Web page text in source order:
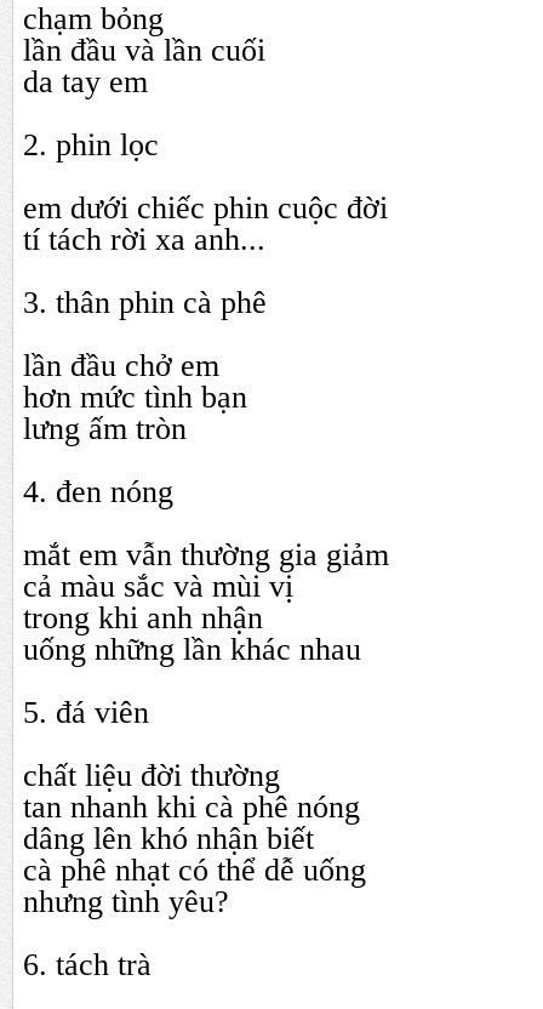
chạm bỏng
lần đầu và lần cuối
da tay em
2. phin lọc
em dưới chiếc phin cuộc đời
tí tách rời xa anh...
3. thân phin cà phê
lần đầu chở em
hơn mức tình bạn
lưng ấm tròn
4. đen nóng
mắt em vẫn thường gia giảm
cả màu sắc và mùi vị
trong khi anh nhận
uống những lần khác nhau
5. đá viên
chất liệu đời thường
tan nhanh khi cà phê nóng
dâng lên khó nhận biết
cà phê nhạt có thể dễ uống
nhưng tình yêu?
6. tách trà